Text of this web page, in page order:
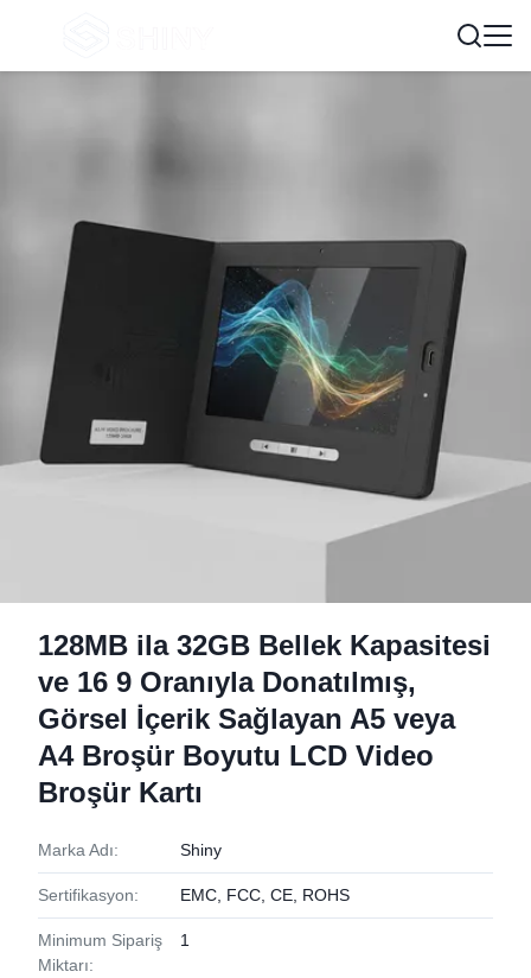
128MB ila 32GB Bellek Kapasitesi
ve 16 9 Oranıyla Donatılmış,
Görsel İçerik Sağlayan A5 veya
A4 Broşür Boyutu LCD Video
Broşür Kartı
Marka Adı: Shiny
Sertifikasyon: EMC, FCC, CE, ROHS
Minimum Sipariş
Miktarı:
1